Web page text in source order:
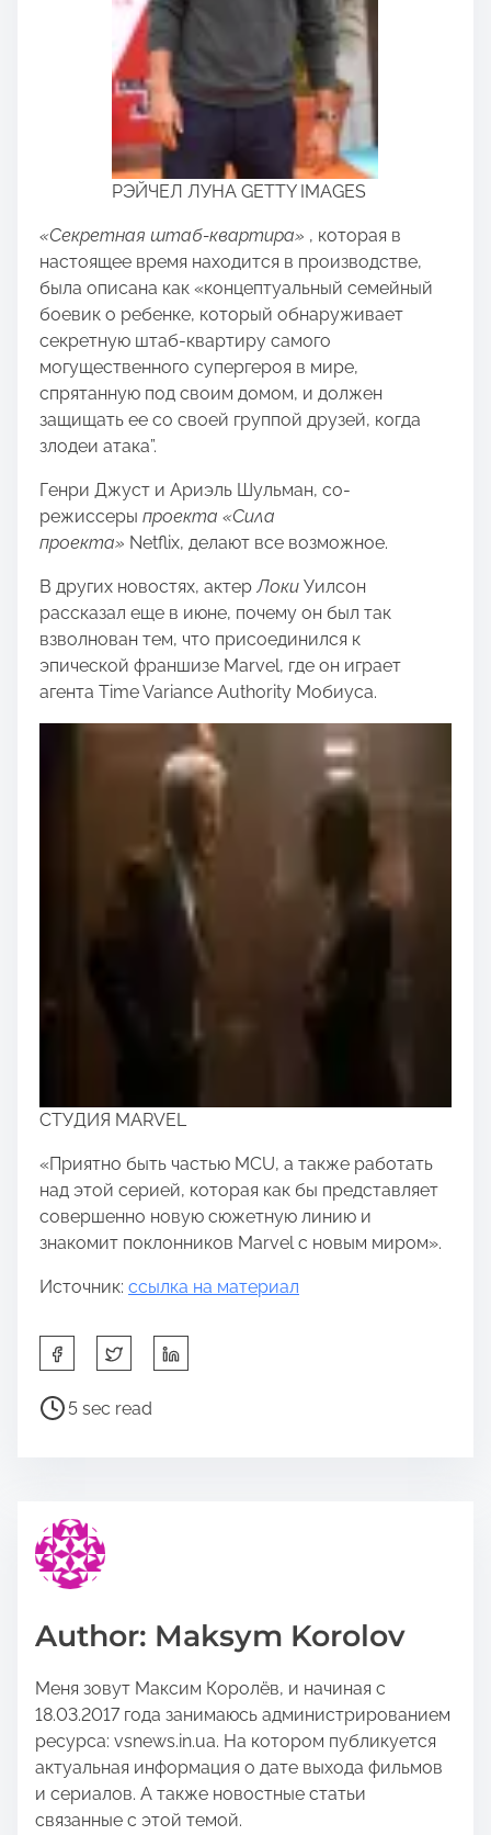
РЭЙЧЕЛ ЛУНА GETTY IMAGES
«Секретная штаб-квартира» , которая в
настоящее время находится в производстве,
была описана как «концептуальный семейный
боевик о ребенке, который обнаруживает
секретную штаб-квартиру самого
могущественного супергероя в мире,
спрятанную под своим домом, и должен
защищать ее со своей группой друзей, когда
злодеи атака”.
Генри Джуст и Ариэль Шульман, со-
режиссеры проекта «Сила
проекта» Netflix, делают все возможное.
В других новостях, актер Локи Уилсон
рассказал еще в июне, почему он был так
взволнован тем, что присоединился к
эпической франшизе Marvel, где он играет
агента Time Variance Authority Мобиуса.
СТУДИЯ MARVEL
«Приятно быть частью MCU, а также работать
над этой серией, которая как бы представляет
совершенно новую сюжетную линию и
знакомит поклонников Marvel с новым миром».
Источник: ссылка на материал
h
a
s
p
s
o
n
:
P
o
e
a
d
i
e
5 sec read
Author: Maksym Korolov
Меня зовут Максим Королёв, и начиная с
18.03.2017 года занимаюсь администрированием
ресурса: vsnews.in.ua. На котором публикуется
актуальная информация о дате выхода фильмов
и сериалов. А также новостные статьи
связанные с этой темой.